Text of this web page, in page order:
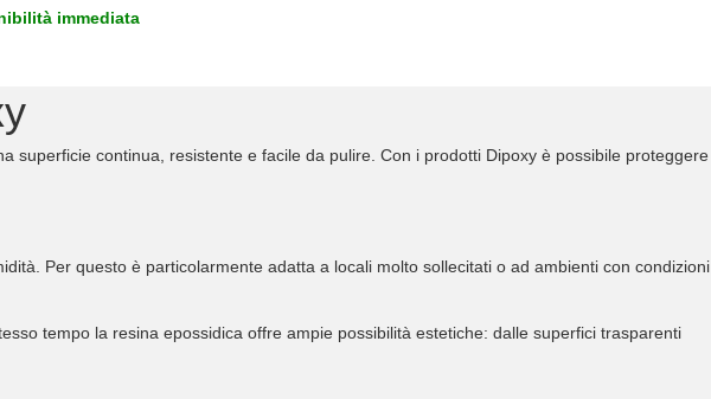
immediata
superficie continua, resistente e facile da pulire. Con i prodotti Dipoxy è possibile proteggere
Per questo è particolarmente adatta a locali molto sollecitati o ad ambienti con condizioni
tempo la resina epossidica offre ampie possibilità estetiche: dalle superfici trasparenti